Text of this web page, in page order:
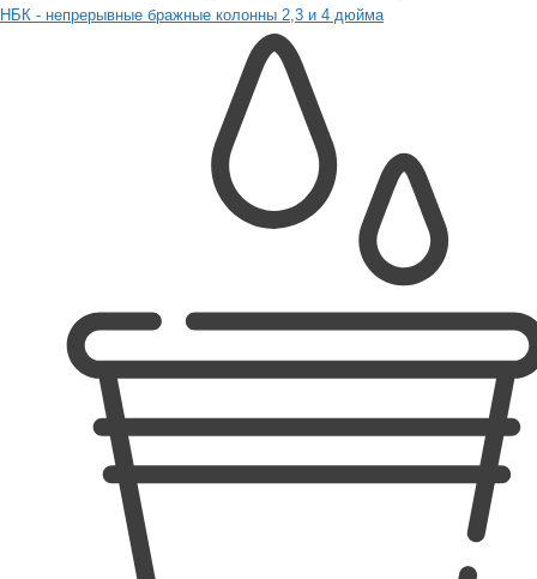
НБК - непрерывные бражные колонны 2,3 и 4 дюйма